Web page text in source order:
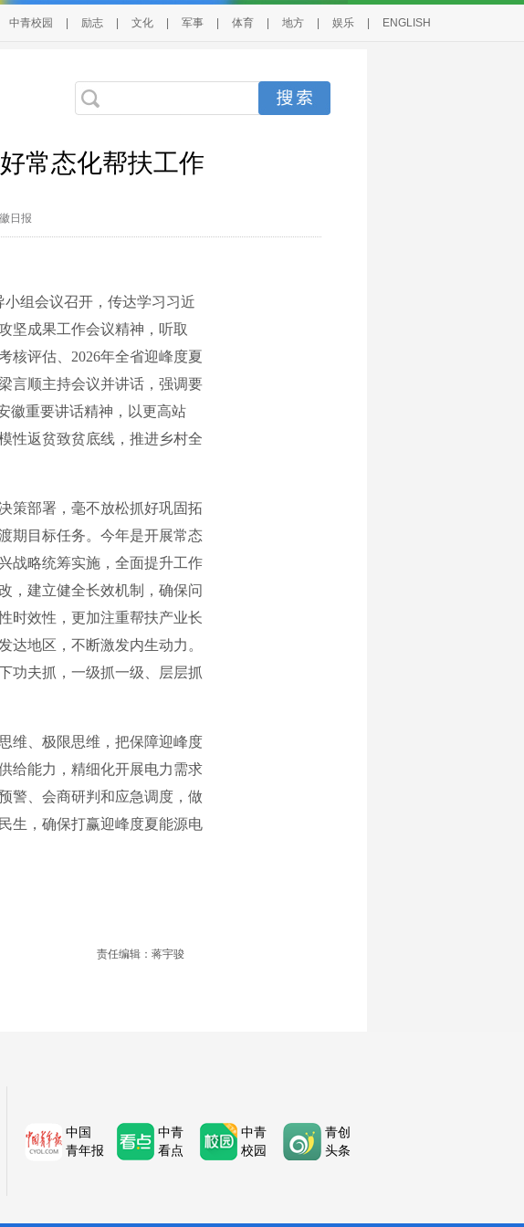
中青校园 励志 文化 军事 体育 地方 娱乐 ENGLISH
常态化帮扶工作
日报
组会议召开，传达学习习近
坚成果工作会议精神，听取
核评估、2026年全省迎峰度夏
言顺主持会议并讲话，强调要
徽重要讲话精神，以更高站
性返贫致贫底线，推进乡村全
部署，毫不放松抓好巩固拓
期目标任务。今年是开展常态
战略统筹实施，全面提升工作
，建立健全长效机制，确保问
时效性，更加注重帮扶产业长
达地区，不断激发内生动力。
功夫抓，一级抓一级、层层抓
、极限思维，把保障迎峰度
给能力，精细化开展电力需求
警、会商研判和应急调度，做
生，确保打赢迎峰度夏能源电
责任编辑：蒋宇骏
中国
青年报
中青
看点
中青
校园
青创
头条